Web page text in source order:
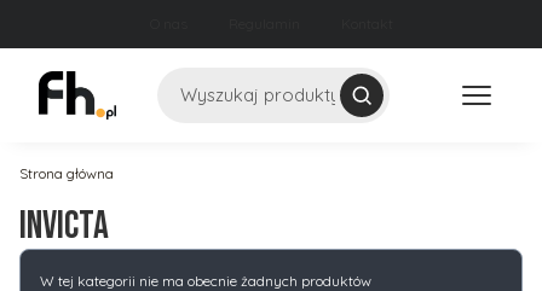
Szukaj
Strona główna
Invicta
Lista produktów
W tej kategorii nie ma obecnie żadnych produktów